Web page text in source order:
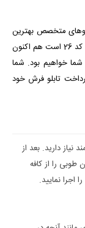
متخصص بهترین
کیفیت را در اختیار شما قرار دهیم. اگر انتخاب شما طرح کد 26 است هم اکنون
شما خواهیم بود. شما
تابلو فرش خود
دارید. بعد از
طوبی را از کافه
اجرا نمایید.